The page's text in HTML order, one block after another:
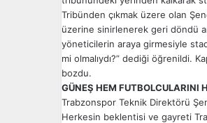
Tribünden çıkmak üzere olan
üzerine sinirlenerek geri döndü
yöneticilerin araya girmesiyle
mi olmalıydı?” dediği öğrenildi.
bozdu.
GÜNEŞ HEM FUTBOLCULARINI
Trabzonspor Teknik Direktörü
Herkesin beklentisi ve gayreti